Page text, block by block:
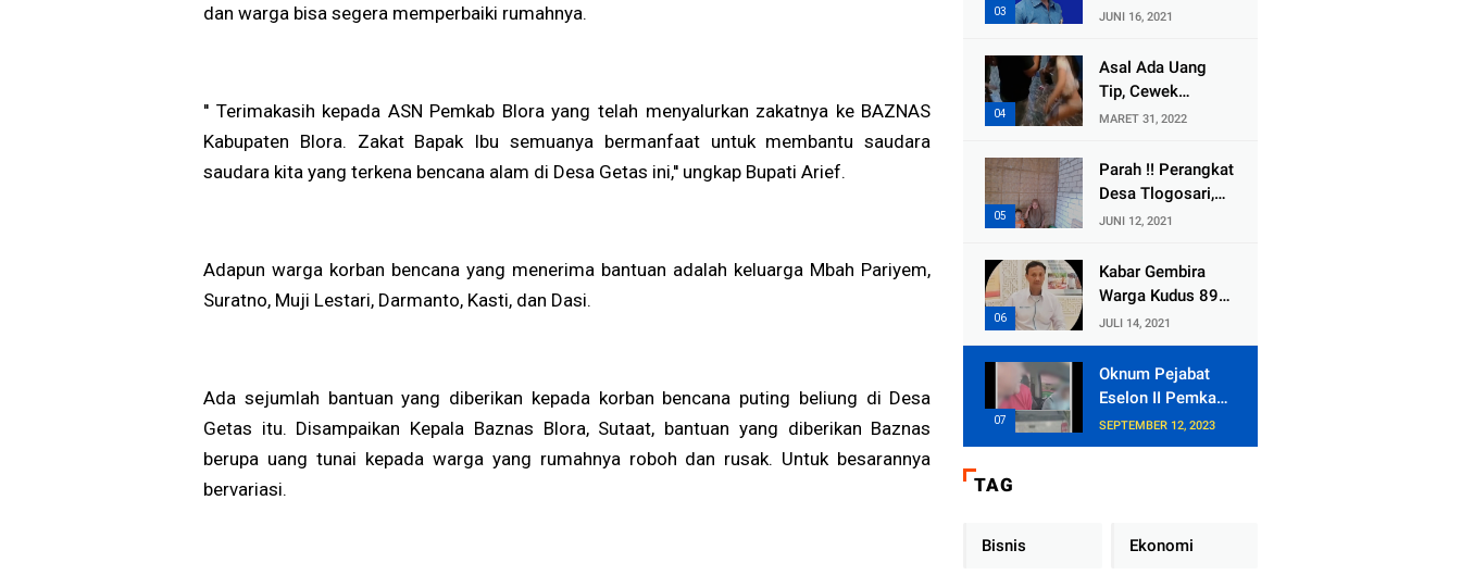
dan warga bisa segera memperbaiki rumahnya.
'' Terimakasih kepada ASN Pemkab Blora yang telah menyalurkan zakatnya ke BAZNAS
Kabupaten Blora. Zakat Bapak Ibu semuanya bermanfaat untuk membantu saudara
saudara kita yang terkena bencana alam di Desa Getas ini,'' ungkap Bupati Arief.
Adapun warga korban bencana yang menerima bantuan adalah keluarga Mbah Pariyem,
Suratno, Muji Lestari, Darmanto, Kasti, dan Dasi.
Ada sejumlah bantuan yang diberikan kepada korban bencana puting beliung di Desa
Getas itu. Disampaikan Kepala Baznas Blora, Sutaat, bantuan yang diberikan Baznas
berupa uang tunai kepada warga yang rumahnya roboh dan rusak. Untuk besarannya
bervariasi.
Dana Bedah
Diembat, ,
Perangkat Desa
Selewengkan
Bantuan Mushola
JUNI 16, 2021
Asal Ada Uang
Tip, Cewek
Pemandu Karaoke
Bersedia Bugil
MARET 31, 2022
Parah !! Perangkat
Desa Tlogosari,
Kecamatan
Embat Dana Bedah
Rumah dari
JUNI 12, 2021
Kabar Gembira
Warga Kudus 89
Persen RT di
Kudus Zona Hijau
JULI 14, 2021
Oknum Pejabat
Eselon II Pemkab
Lampung Utara
Asik Ngobrol
Dinas
SEPTEMBER 12, 2023
TAG
Bisnis Ekonomi